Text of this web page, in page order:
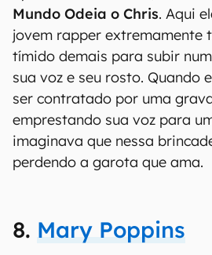
Mundo Odeia o Chris. Aqui
jovem rapper extremamente
tímido demais para subir
sua voz e seu rosto. Quando
ser contratado por uma
emprestando sua voz para
imaginava que nessa
perdendo a garota que ama.
8. Mary Poppins